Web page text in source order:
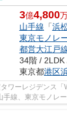
3億4,800
山手線 「浜
東京モノレ
都営大江戸
34階 / 2LDK
東京都港区
ワーレジデンス「
線、東京モノレ
ンションエント